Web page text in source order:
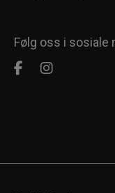
Følg oss i sosiale